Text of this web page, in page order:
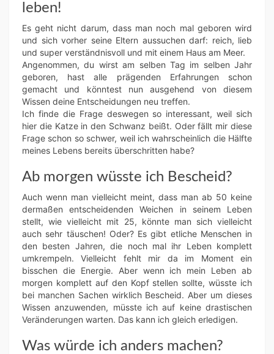
leben!
Es geht nicht darum, dass man noch mal geboren wird
und sich vorher seine Eltern aussuchen darf: reich, lieb
und super verständnisvoll und mit einem Haus am Meer.
Angenommen, du wirst am selben Tag im selben Jahr
geboren, hast alle prägenden Erfahrungen schon
gemacht und könntest nun ausgehend von diesem
Wissen deine Entscheidungen neu treffen.
Ich finde die Frage deswegen so interessant, weil sich
hier die Katze in den Schwanz beißt. Oder fällt mir diese
Frage schon so schwer, weil ich wahrscheinlich die Hälfte
meines Lebens bereits überschritten habe?
Ab morgen wüsste ich Bescheid?
Auch wenn man vielleicht meint, dass man ab 50 keine
dermaßen entscheidenden Weichen in seinem Leben
stellt, wie vielleicht mit 25, könnte man sich vielleicht
auch sehr täuschen! Oder? Es gibt etliche Menschen in
den besten Jahren, die noch mal ihr Leben komplett
umkrempeln. Vielleicht fehlt mir da im Moment ein
bisschen die Energie. Aber wenn ich mein Leben ab
morgen komplett auf den Kopf stellen sollte, wüsste ich
bei manchen Sachen wirklich Bescheid. Aber um dieses
Wissen anzuwenden, müsste ich auf keine drastischen
Veränderungen warten. Das kann ich gleich erledigen.
Was würde ich anders machen?